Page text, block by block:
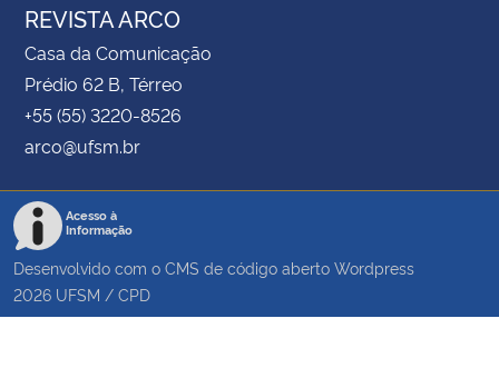
REVISTA ARCO
Casa da Comunicação
Prédio 62 B, Térreo
+55 (55) 3220-8526
arco@ufsm.br
Acesso à
Informação
Desenvolvido com o CMS de código aberto Wordpress
2026 UFSM / CPD